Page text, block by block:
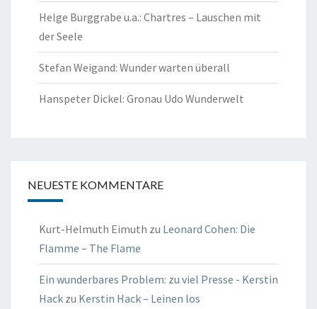
Helge Burggrabe u.a.: Chartres – Lauschen mit
der Seele
Stefan Weigand: Wunder warten überall
Hanspeter Dickel: Gronau Udo Wunderwelt
NEUESTE KOMMENTARE
Kurt-Helmuth Eimuth zu Leonard Cohen: Die
Flamme – The Flame
Ein wunderbares Problem: zu viel Presse - Kerstin
Hack zu Kerstin Hack – Leinen los